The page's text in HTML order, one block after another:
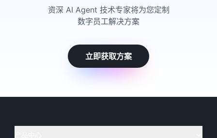
资深 AI Agent 技术专家将为您定制
数字员工解决方案
立即获取方案